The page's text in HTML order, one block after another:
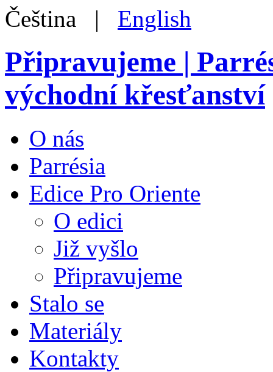
Čeština | English
Připravujeme |
východní křesťanství
O nás
Parrésia
Edice Pro Oriente
O edici
Již vyšlo
Připravujeme
Stalo se
Materiály
Kontakty